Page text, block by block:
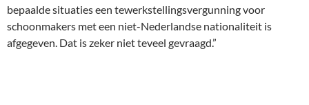
bepaalde situaties een tewerkstellingsvergunning voor
schoonmakers met een niet-Nederlandse nationaliteit is
afgegeven. Dat is zeker niet teveel gevraagd.”